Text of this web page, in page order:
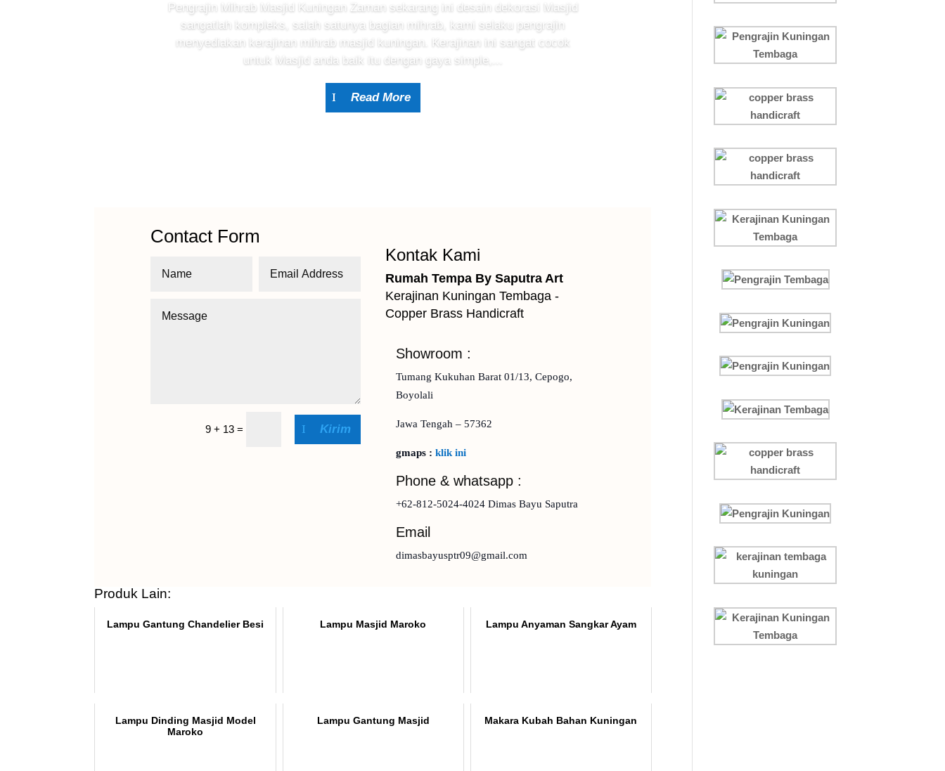
Pengrajin Mihrab Masjid Kuningan Zaman sekarang ini desain dekorasi Masjid
sangatlah kompleks, salah satunya bagian mihrab, kami selaku pengrajin
menyediakan kerajinan mihrab masjid kuningan. Kerajinan ini sangat cocok
untuk Masjid anda baik itu dengan gaya simple,...
Read More
Contact Form
9 + 13= Kirim
Kontak Kami
Rumah Tempa By Saputra Art
Kerajinan Kuningan Tembaga -
Copper Brass Handicraft
Showroom :
Tumang Kukuhan Barat 01/13, Cepogo,
Boyolali
Jawa Tengah – 57362
gmaps : klik ini
Phone & whatsapp :
+62-812-5024-4024 Dimas Bayu Saputra
Email
dimasbayusptr09@gmail.com
Produk Lain:
Lampu Gantung Chandelier Besi Lampu Masjid Maroko Lampu Anyaman Sangkar Ayam
Lampu Dinding Masjid Model
Maroko
Lampu Gantung Masjid Makara Kubah Bahan Kuningan